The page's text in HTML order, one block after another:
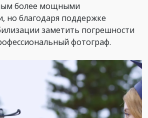
более мощными
но благодаря поддержке
заметить погрешности
фотограф.